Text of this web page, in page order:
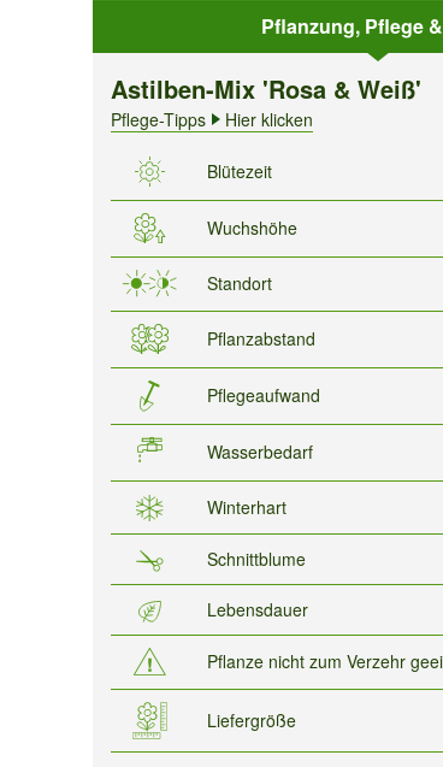
Pflanzung, Pflege
Astilben-Mix 'Rosa & Weiß'
Pflege-Tipps Hier klicken
Blütezeit
Wuchshöhe
Standort
Pflanzabstand
Pflegeaufwand
Wasserbedarf
Winterhart
Schnittblume
Lebensdauer
Pflanze nicht zum Verzehr
Liefergröße